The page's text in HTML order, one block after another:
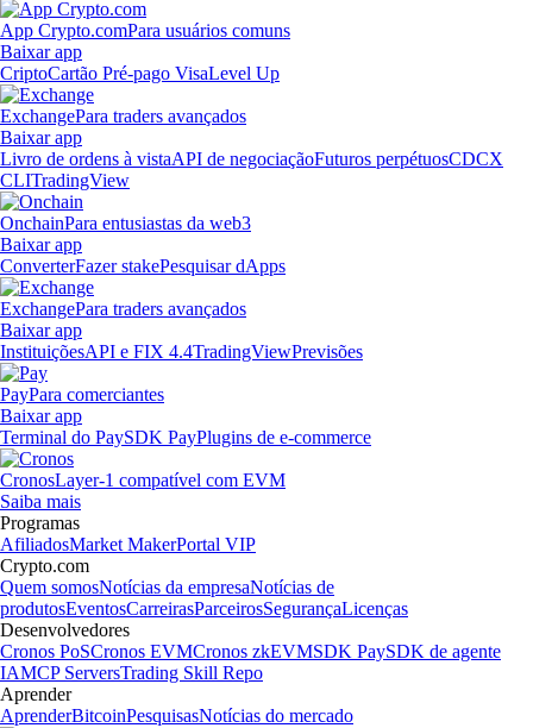
App Crypto.comPara usuários comuns
Baixar app
CriptoCartão Pré-pago VisaLevel Up
ExchangePara traders avançados
Baixar app
Livro de ordens à vistaAPI de negociaçãoFuturos perpétuosCDCX
CLITradingView
OnchainPara entusiastas da web3
Baixar app
ConverterFazer stakePesquisar dApps
ExchangePara traders avançados
Baixar app
InstituiçõesAPI e FIX 4.4TradingViewPrevisões
PayPara comerciantes
Baixar app
Terminal do PaySDK PayPlugins de e-commerce
CronosLayer-1 compatível com EVM
Saiba mais
Programas
AfiliadosMarket MakerPortal VIP
Crypto.com
Quem somosNotícias da empresaNotícias de
produtosEventosCarreirasParceirosSegurançaLicenças
Desenvolvedores
Cronos PoSCronos EVMCronos zkEVMSDK PaySDK de agente
IAMCP ServersTrading Skill Repo
Aprender
AprenderBitcoinPesquisasNotícias do mercado